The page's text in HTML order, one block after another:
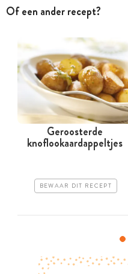
Of een ander recept?
Geroosterde
knoflookaardappeltjes
BEWAAR DIT RECEPT